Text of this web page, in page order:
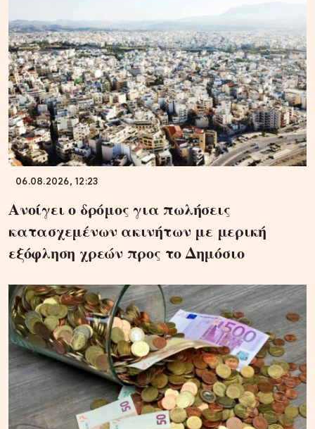
06.08.2026, 12:23
Ανοίγει ο δρόμος για πωλήσεις
κατασχεμένων ακινήτων με μερική
εξόφληση χρεών προς το Δημόσιο